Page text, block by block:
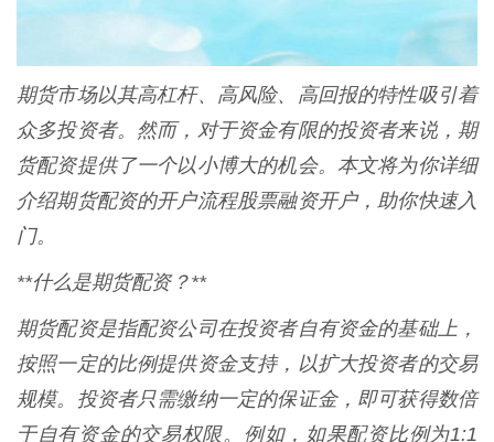
期货市场以其高杠杆、高风险、高回报的特性吸引着
众多投资者。然而，对于资金有限的投资者来说，期
货配资提供了一个以小博大的机会。本文将为你详细
介绍期货配资的开户流程股票融资开户，助你快速入
门。
**什么是期货配资？**
期货配资是指配资公司在投资者自有资金的基础上，
按照一定的比例提供资金支持，以扩大投资者的交易
规模。投资者只需缴纳一定的保证金，即可获得数倍
于自有资金的交易权限。例如，如果配资比例为1:1